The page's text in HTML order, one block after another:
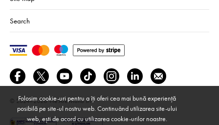
Search
© 2024–2026 We Are Mono srl
Folosim cookie-uri pentru a îți oferi cea mai bună experiență
posibilă pe site-ul nostru web. Continuând utilizarea site-ului
web, ești de acord cu utilizarea cookie-urilor noastre.